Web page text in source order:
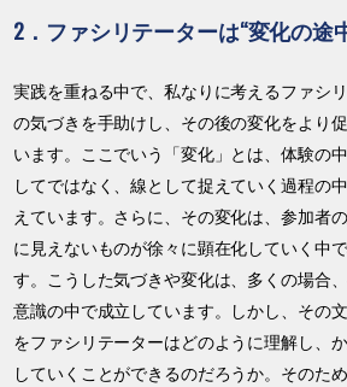
2．ファシリテーターは“変化の途
実践を重ねる中で、私なりに考えるファシ
の気づきを手助けし、その後の変化をより
います。ここでいう「変化」とは、体験の
してではなく、線として捉えていく過程の
えています。さらに、その変化は、参加者
に見えないものが徐々に顕在化していく中
す。こうした気づきや変化は、多くの場合
意識の中で成立しています。しかし、その
をファシリテーターはどのように理解し、
していくことができるのだろうか。そのた